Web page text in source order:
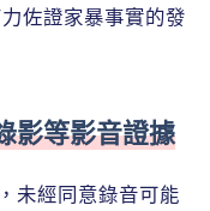
佐證家暴事實的發
影等影音證據
未經同意錄音可能